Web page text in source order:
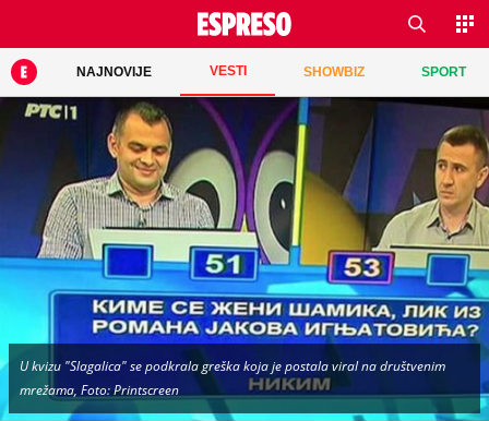
NAJNOVIJE VESTI SHOWBIZ SPORT
U kvizu "Slagalica" se podkrala greška koja je postala viral na društvenim
mrežama, Foto: Printscreen